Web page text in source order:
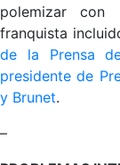
polemizar con
franquista
de la Prensa
presidente de
y Brunet.
–